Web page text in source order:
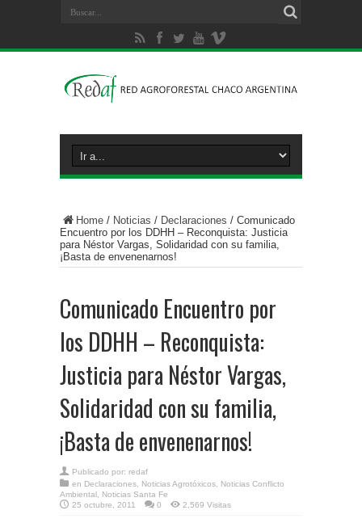
Home / Noticias / Declaraciones / Comunicado
Encuentro por los DDHH – Reconquista: Justicia
para Néstor Vargas, Solidaridad con su familia,
¡Basta de envenenarnos!
Comunicado Encuentro por
los DDHH – Reconquista:
Justicia para Néstor Vargas,
Solidaridad con su familia,
¡Basta de envenenarnos!
Publicado por: redaf
en Declaraciones Noticias Agrotóxicos
Noticias Conflicto
Ambiental
Noticias Santa Fe
25 octubre, 2011
0 2,569 Visitas